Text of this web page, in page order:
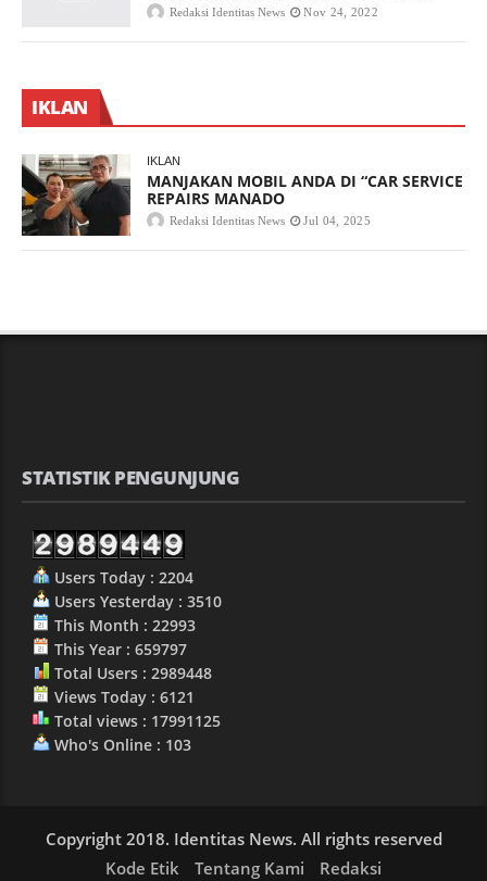
Redaksi Identitas News Nov 24, 2022
IKLAN
IKLAN
MANJAKAN MOBIL ANDA DI “CAR SERVICE
REPAIRS MANADO
Redaksi Identitas News Jul 04, 2025
STATISTIK PENGUNJUNG
Users Today : 2204
Users Yesterday : 3510
This Month : 22993
This Year : 659797
Total Users : 2989448
Views Today : 6121
Total views : 17991125
Who's Online : 103
Copyright 2018. Identitas News. All rights reserved
Kode Etik
Tentang Kami Redaksi